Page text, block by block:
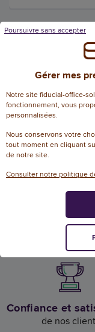
Fiducial
Confiance et
de nos
Gérer mes
Notre site fiducial-office-
fonctionnement, vous
personnalisées.
Nous conservons votre
tout moment en cliquant
de notre site.
Consulter notre politique
Poursuivre sans accepter